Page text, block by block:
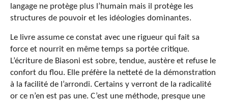
langage ne protège plus l’humain mais il protège les
structures de pouvoir et les idéologies dominantes.
Le livre assume ce constat avec une rigueur qui fait sa
force et nourrit en même temps sa portée critique.
L’écriture de Biasoni est sobre, tendue, austère et refuse le
confort du flou. Elle préfère la netteté de la démonstration
à la facilité de l’arrondi. Certains y verront de la radicalité
or ce n’en est pas une. C’est une méthode, presque une